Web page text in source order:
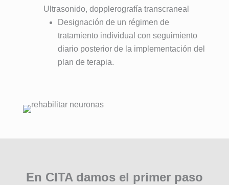
Ultrasonido, dopplerografía transcraneal
Designación de un régimen de
tratamiento individual con seguimiento
diario posterior de la implementación del
plan de terapia.
En CITA damos el primer paso